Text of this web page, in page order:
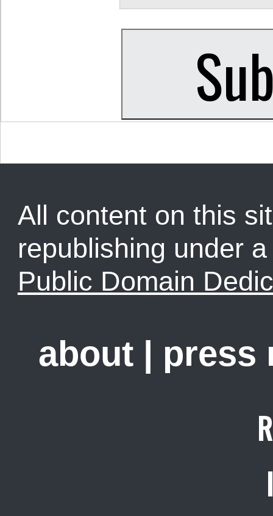
All content on this
republishing under
Public Domain
about press